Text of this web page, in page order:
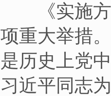
《实施方
项重大举措
是历史上党
习近平同志